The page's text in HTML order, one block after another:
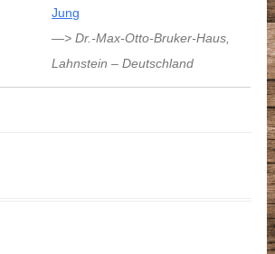
Jung
—> Dr.-Max-Otto-Bruker-Haus,
Lahnstein –Deutschland